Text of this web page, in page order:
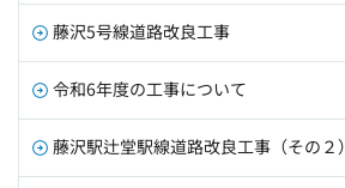
藤沢5号線道路改良工事
令和6年度の工事について
藤沢駅辻堂駅線道路改良工事（その２）